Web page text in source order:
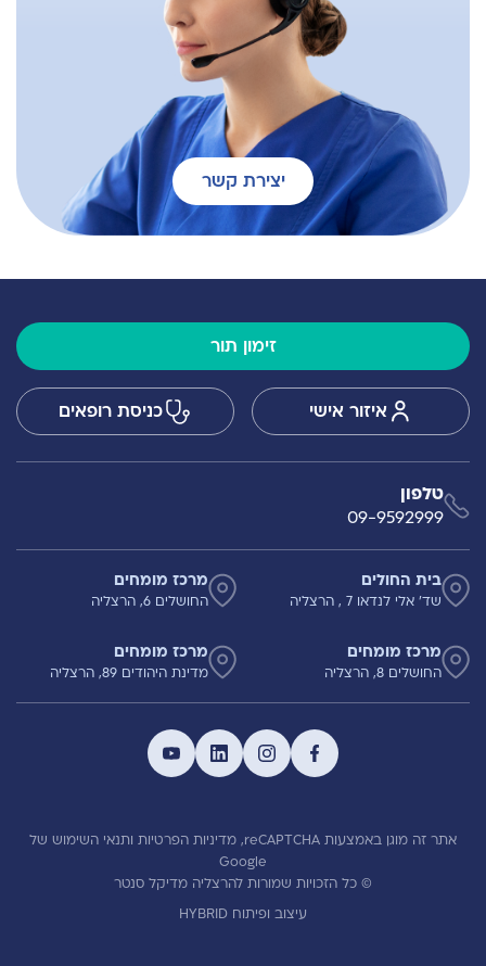
יצירת קשר
זימון תור
איזור אישי כניסת רופאים
טלפון
09-9592999
בית החולים
שד' אלי לנדאו 7 , הרצליה
מרכז מומחים
החושלים 6, הרצליה
מרכז מומחים
החושלים 8, הרצליה
מרכז מומחים
מדינת היהודים 89, הרצליה
אתר זה מוגן באמצעות reCAPTCHA, מדיניות הפרטיות ותנאי השימוש של
Google
© כל הזכויות שמורות להרצליה מדיקל סנטר
עיצוב ופיתוח HYBRID